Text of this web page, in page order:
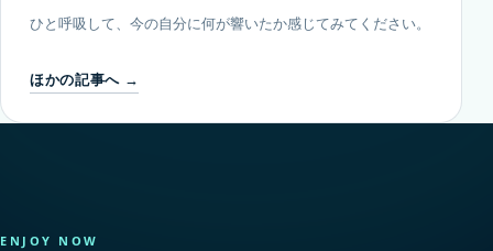
ひと呼吸して、今の自分に何が響いたか感じてみてください。
ほかの記事へ →
ENJOY NOW